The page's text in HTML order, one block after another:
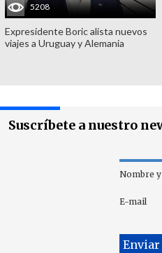
5208
Expresidente Boric alista nuevos
viajes a Uruguay y Alemania
Suscríbete a nuestro
Nombre
E-mail